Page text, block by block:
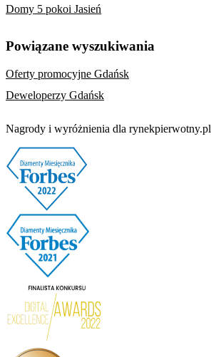
Domy 5 pokoi Jasień
Powiązane wyszukiwania
Oferty promocyjne Gdańsk
Deweloperzy Gdańsk
Nagrody i wyróżnienia dla rynekpierwotny.pl